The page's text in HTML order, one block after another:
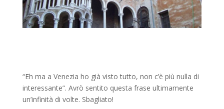
“Eh ma a Venezia ho già visto tutto, non c’è più nulla di
interessante”. Avrò sentito questa frase ultimamente
un’infinità di volte. Sbagliato!